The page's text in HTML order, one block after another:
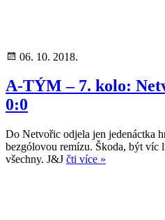
06. 10. 2018.
A-TÝM – 7. kolo:
0:0
Do Netvořic odjela jen jedenáctka
bezgólovou remízu. Škoda, být víc
všechny. J&J čti více »